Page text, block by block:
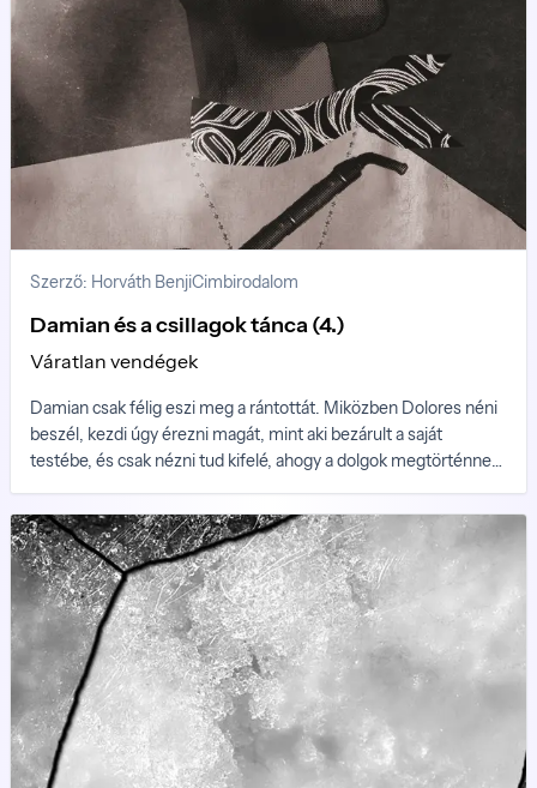
Szerző: Horváth BenjiCimbirodalom
Damian és a csillagok tánca (4.)
Váratlan vendégek
Damian csak félig eszi meg a rántottát. Miközben Dolores néni
beszél, kezdi úgy érezni magát, mint aki bezárult a saját
testébe, és csak nézni tud kifelé, ahogy a dolgok megtörténnek
börtönében többé semmit nem ért és érez. Amikor Dolores
néni elhallgat, sokáig nem tud megszólalni. Dolores néni fején
átvillan, hogy tölt magának egy újabb whiskyt, de meggondolja
magát...